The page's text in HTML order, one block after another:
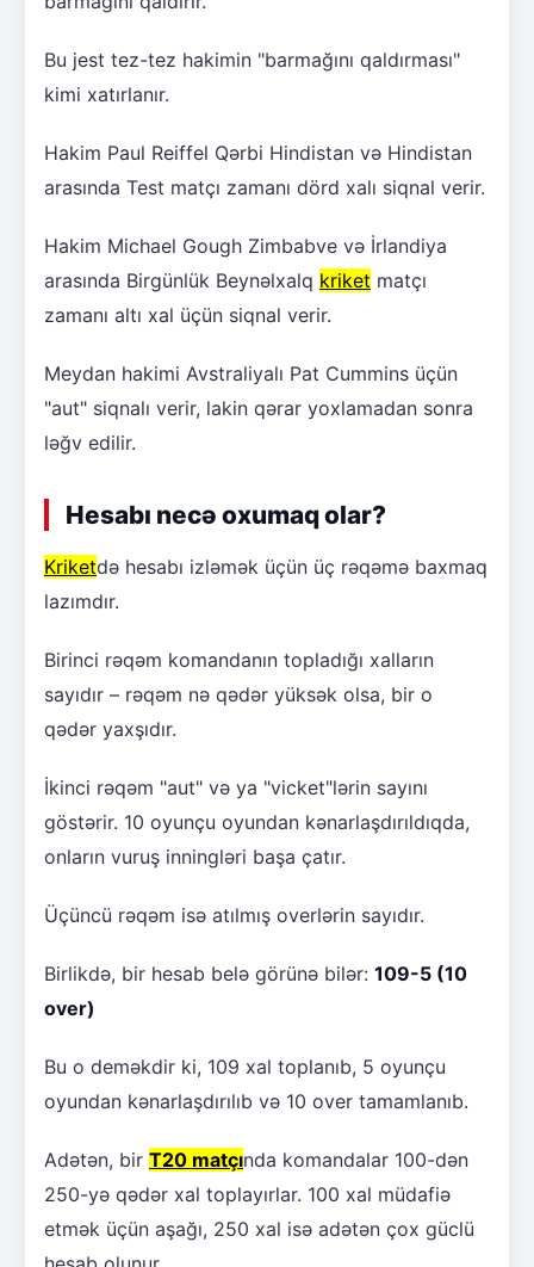
Bu jest tez-tez hakimin "barmağını qaldırması"
kimi xatırlanır.
Hakim Paul Reiffel Qərbi Hindistan və Hindistan
arasında Test matçı zamanı dörd xalı siqnal verir.
Hakim Michael Gough Zimbabve və İrlandiya
arasında Birgünlük Beynəlxalq kriket matçı
zamanı altı xal üçün siqnal verir.
Meydan hakimi Avstraliyalı Pat Cummins üçün
"aut" siqnalı verir, lakin qərar yoxlamadan sonra
ləğv edilir.
Hesabı necə oxumaq olar?
Kriketdə hesabı izləmək üçün üç rəqəmə baxmaq
lazımdır.
Birinci rəqəm komandanın topladığı xalların
sayıdır – rəqəm nə qədər yüksək olsa, bir o
qədər yaxşıdır.
İkinci rəqəm "aut" və ya "vicket"lərin sayını
göstərir. 10 oyunçu oyundan kənarlaşdırıldıqda,
onların vuruş inningləri başa çatır.
Üçüncü rəqəm isə atılmış overlərin sayıdır.
Birlikdə, bir hesab belə görünə bilər: 109-5 (10
over)
Bu o deməkdir ki, 109 xal toplanıb, 5 oyunçu
oyundan kənarlaşdırılıb və 10 over tamamlanıb.
Adətən, bir T20 matçında komandalar 100-dən
250-yə qədər xal toplayırlar. 100 xal müdafiə
etmək üçün aşağı, 250 xal isə adətən çox güclü